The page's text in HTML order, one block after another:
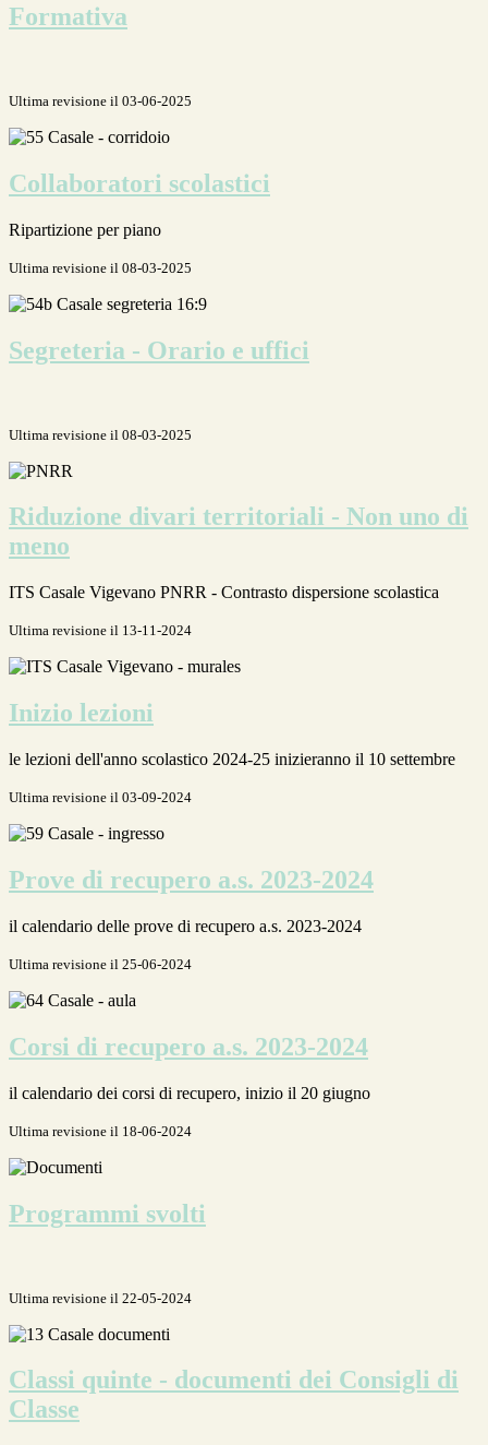
Formativa
Ultima revisione il 03-06-2025
Collaboratori scolastici
Ripartizione per piano
Ultima revisione il 08-03-2025
Segreteria - Orario e uffici
Ultima revisione il 08-03-2025
Riduzione divari territoriali - Non uno di
meno
ITS Casale Vigevano PNRR - Contrasto dispersione scolastica
Ultima revisione il 13-11-2024
Inizio lezioni
le lezioni dell'anno scolastico 2024-25 inizieranno il 10 settembre
Ultima revisione il 03-09-2024
Prove di recupero a.s. 2023-2024
il calendario delle prove di recupero a.s. 2023-2024
Ultima revisione il 25-06-2024
Corsi di recupero a.s. 2023-2024
il calendario dei corsi di recupero, inizio il 20 giugno
Ultima revisione il 18-06-2024
Programmi svolti
Ultima revisione il 22-05-2024
Classi quinte - documenti dei Consigli di
Classe